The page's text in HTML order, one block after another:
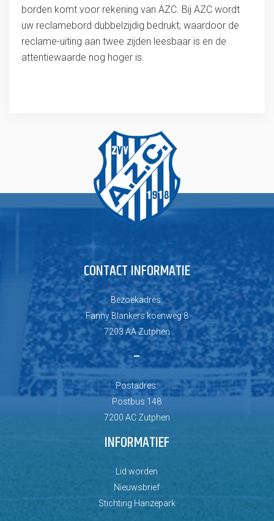
borden komt voor rekening van AZC. Bij AZC wordt
uw reclamebord dubbelzijdig bedrukt, waardoor de
reclame-uiting aan twee zijden leesbaar is en de
attentiewaarde nog hoger is.
CONTACT INFORMATIE
Bezoekadres:
Fanny Blankers koenweg 8
7203 AA Zutphen
–
Postadres:
Postbus 148
7200 AC Zutphen
INFORMATIEF
Lid worden
Nieuwsbrief
Stichting Hanzepark